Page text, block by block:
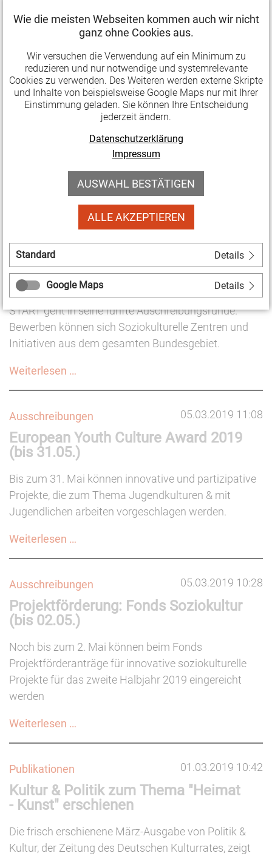
Innovative
Mobilitätsprojekte
für
das
Land
gesucht
01.04.)
06.03.2019 09:58
"Neulandgewinner" in Tonndorf,
Kannawurf und Neustadt
Drei Thüringer Projekte werden in den nächsten zwei
Jahren durch das Programm "Neulandgewinner"
in ländlichen Räumen Ostdeutschlands stärken will.
Weiterlesen …"Neulandgewinner"
in
Tonndorf,
Kannawurf
05.03.2019 15:37
Ausschreibungen
Austauschprogramm START: Open
call für soziokulturelle Einrichtungen
(bis 07.04.)
Das griechisch-deutsche Austauschprogramm
START geht in seine fünfte Auschreibungsrunde.
Bewerben können sich Soziokulturelle Zentren und
Initiativen aus dem gesamten Bundesgebiet.
Weiterlesen …
call
für
soziokulturelle
(bis
07.04.)
05.03.2019 11:08
Ausschreibungen
European Youth Culture Award 2019
(bis 31.05.)
Bis zum 31. Mai können innovative und partizipative
Projekte, die zum Thema Jugendkulturen & mit
Jugendlichen arbeiten vorgeschlagen werden.
Weiterlesen …
Award
2019
(bis
05.03.2019 10:28
Ausschreibungen
Projektförderung: Fonds Soziokultur
(bis 02.05.)
Noch bis zum 2. Mai können beim Fonds
Projektförderanträge für innovative soziokulturelle
Projekte für das zweite Halbjahr 2019 eingereicht
werden
Weiterlesen …
02.05.)
01.03.2019 10:42
Publikationen
Kultur & Politik zum Thema "Heimat
- Kunst" erschienen
Die frisch erschienene März-Ausgabe von Politik &
Kultur, der Zeitung des Deutschen Kulturrates, zeigt
Wie die meisten Webseiten kommen auch wir nicht
ganz ohne Cookies aus.
Wir versuchen die Verwendung auf ein Minimum zu
reduzieren und nur notwendige und systemrelevante
Cookies zu verwenden. Des Weiteren werden externe Skripte
und Inhalte von beispielsweise Google Maps nur mit Ihrer
Einstimmung geladen. Sie können Ihre Entscheidung
jederzeit ändern.
Datenschutzerklärung
Impressum
AUSWAHL BESTÄTIGEN
ALLE AKZEPTIEREN
Standard Details
Google Maps Details